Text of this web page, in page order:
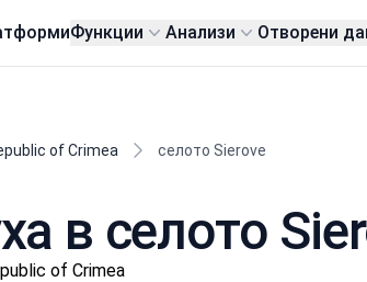
Функции Анализи Отворени
of Crimea селото Sierove
в селото
of Crimea